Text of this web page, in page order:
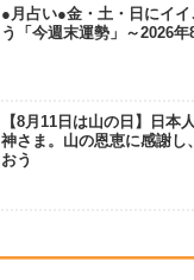
●月占い●金・土・日にイ
う「今週末運勢」～2026
【8月11日は山の日】日本
神さま。山の恩恵に感謝し
おう